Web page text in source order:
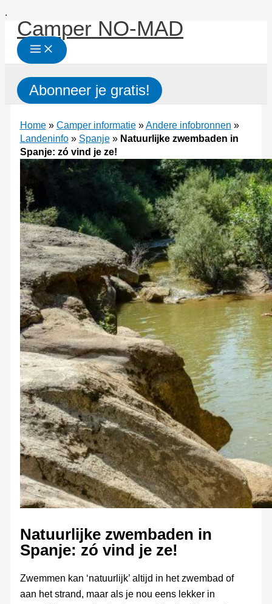
.
naar
inhoud
Camper NO-MAD
Abonneer je gratis!
Home» Camper informatie»Andere infobronnen »
Landeninfo» Spanje» Natuurlijke zwembaden in
Spanje: zó vind je ze!
Natuurlijke zwembaden in
Spanje: zó vind je ze!
Zwemmen kan ‘natuurlijk’ altijd in het zwembad of
aan het strand, maar als je nou eens lekker in